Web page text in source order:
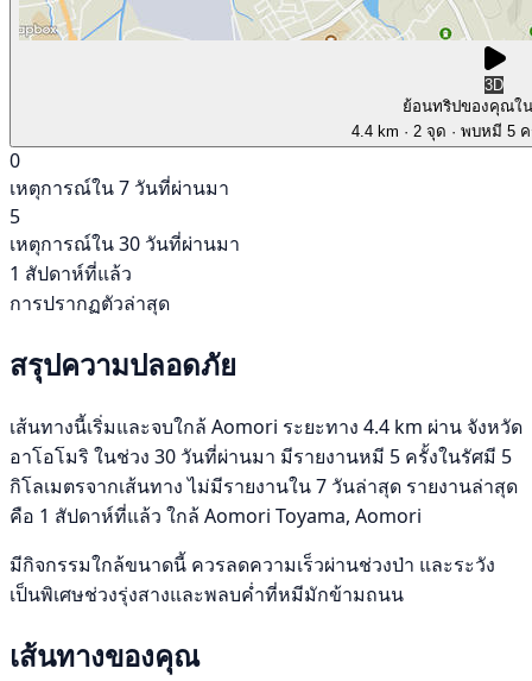
3D
ย้อนทริปของคุณใ
4.4 km · 2 จุด · พบหมี 5
0
เหตุการณ์ใน 7 วันที่ผ่านมา
5
เหตุการณ์ใน 30 วันที่ผ่านมา
1 สัปดาห์ที่แล้ว
การปรากฏตัวล่าสุด
สรุปความปลอดภัย
เส้นทางนี้เริ่มและจบใกล้ Aomori ระยะทาง 4.4 km ผ่าน จังหวัด
อาโอโมริ ในช่วง 30 วันที่ผ่านมา มีรายงานหมี 5 ครั้งในรัศมี 5
กิโลเมตรจากเส้นทาง ไม่มีรายงานใน 7 วันล่าสุด รายงานล่าสุด
คือ 1 สัปดาห์ที่แล้ว ใกล้ Aomori Toyama, Aomori
มีกิจกรรมใกล้ขนาดนี้ ควรลดความเร็วผ่านช่วงป่า และระวัง
เป็นพิเศษช่วงรุ่งสางและพลบค่ำที่หมีมักข้ามถนน
เส้นทางของคุณ